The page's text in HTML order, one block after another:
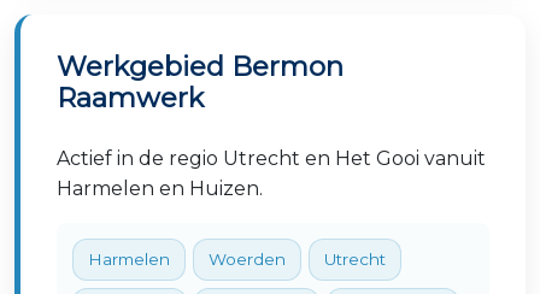
Werkgebied Bermon
Raamwerk
Actief in de regio Utrecht en Het Gooi vanuit
Harmelen en Huizen.
Harmelen Woerden Utrecht